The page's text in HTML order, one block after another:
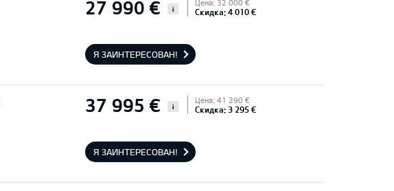
27 990 € i
Цена: 32 000 €
Скидка: 4 010 €
Я ЗАИНТЕРЕСОВАН!
37 995 € i
Цена: 41 290 €
Скидка: 3 295 €
Я ЗАИНТЕРЕСОВАН!